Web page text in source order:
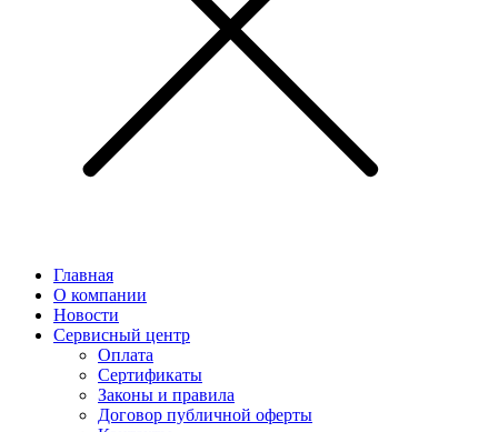
Главная
О компании
Новости
Сервисный центр
Оплата
Сертификаты
Законы и правила
Договор публичной оферты